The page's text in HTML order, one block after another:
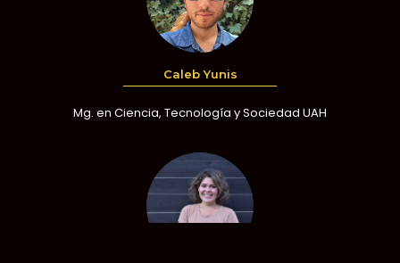
Caleb Yunis
Mg. en Ciencia, Tecnología y Sociedad UAH